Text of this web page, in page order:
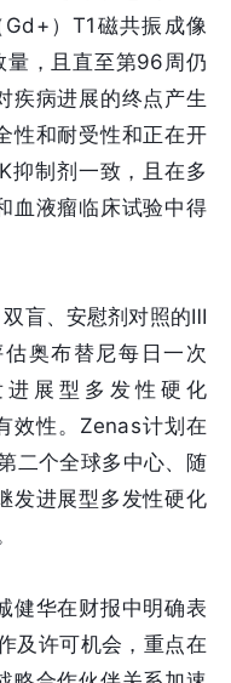
）T1磁共振成像
量，且直至第96周仍
疾病进展的终点产生
性和耐受性和正在开
抑制剂一致，且在多
血液瘤临床试验中得
盲、安慰剂对照的Ⅲ
奥布替尼每日一次
进展型多发性硬化
效性。Zenas计划在
二个全球多中心、随
发进展型多发性硬化
健华在财报中明确表
及许可机会，重点在